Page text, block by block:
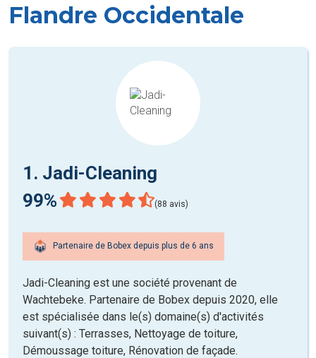
Flandre Occidentale
1. Jadi-Cleaning
99%
(88 avis)
Partenaire de Bobex depuis plus de 6 ans
Jadi-Cleaning est une société provenant de
Wachtebeke. Partenaire de Bobex depuis 2020, elle
est spécialisée dans le(s) domaine(s) d'activités
suivant(s) : Terrasses, Nettoyage de toiture,
Démoussage toiture, Rénovation de façade.